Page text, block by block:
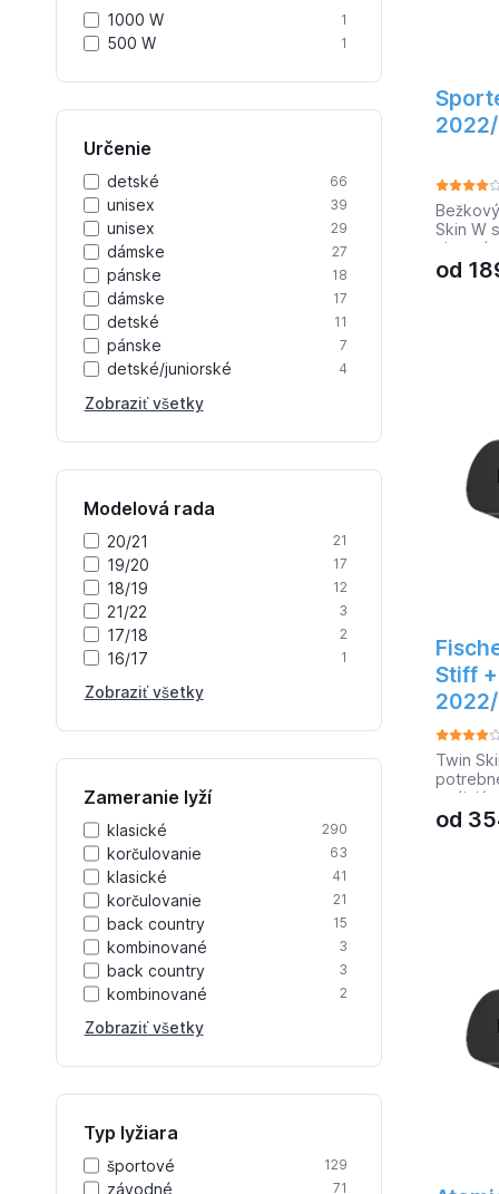
1000 W 1
500 W 1
Určenie
detské 66
unisex 39
unisex 29
dámske 27
pánske 18
dámske 17
detské 11
pánske 7
detské/juniorské 4
Zobraziť všetky
Modelová rada
20/21 21
19/20 17
18/19 12
21/22 3
17/18 2
16/17 1
Zobraziť všetky
Zameranie lyží
klasické 290
korčulovanie 63
klasické 41
korčulovanie 21
back country 15
kombinované 3
back country 3
kombinované 2
Zobraziť všetky
Typ lyžiara
športové 129
závodné 71
Skin W
od
Stiff
Twin
poskytli
dlhšie
44-44
182cm
187cm
187cm
192cm
197cm
od